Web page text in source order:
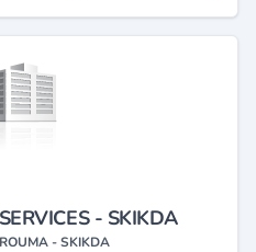
- SKIKDA
- SKIKDA